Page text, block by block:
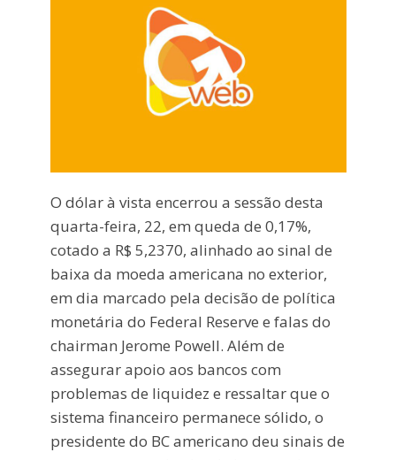
O dólar à vista encerrou a sessão desta
quarta-feira, 22, em queda de 0,17%,
cotado a R$ 5,2370, alinhado ao sinal de
baixa da moeda americana no exterior,
em dia marcado pela decisão de política
monetária do Federal Reserve e falas do
chairman Jerome Powell. Além de
assegurar apoio aos bancos com
problemas de liquidez e ressaltar que o
sistema financeiro permanece sólido, o
presidente do BC americano deu sinais de